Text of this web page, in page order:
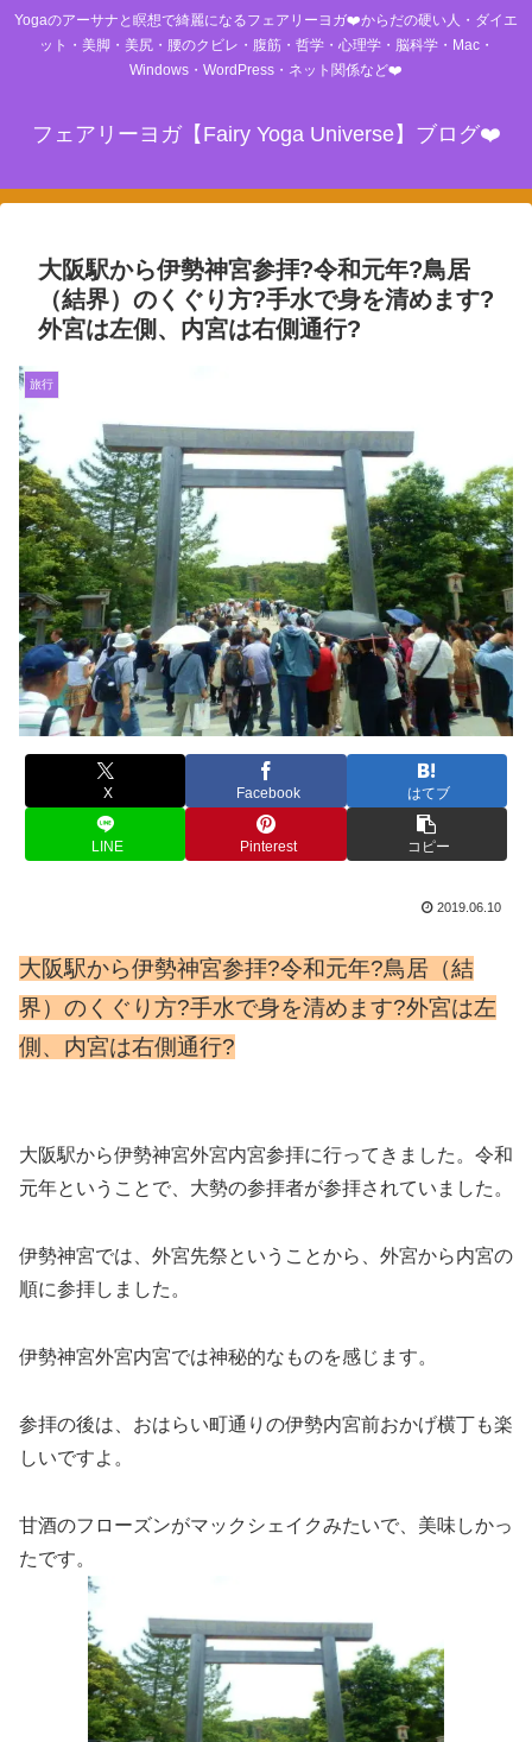
Yogaのアーサナと瞑想で綺麗になるフェアリーヨガ❤️からだの硬い人・ダイエ
ット・美脚・美尻・腰のクビレ・腹筋・哲学・心理学・脳科学・Mac・
Windows・WordPress・ネット関係など❤️
フェアリーヨガ【Fairy Yoga Universe】ブログ❤️
大阪駅から伊勢神宮参拝?令和元年?鳥居
（結界）のくぐり方?手水で身を清めます?
外宮は左側、内宮は右側通行?
旅行
X Facebook はてブ
LINE Pinterest コピー
2019.06.10
大阪駅から伊勢神宮参拝?令和元年?鳥居（結
界）のくぐり方?手水で身を清めます?外宮は左
側、内宮は右側通行?
大阪駅から伊勢神宮外宮内宮参拝に行ってきました。令和
元年ということで、大勢の参拝者が参拝されていました。
伊勢神宮では、外宮先祭ということから、外宮から内宮の
順に参拝しました。
伊勢神宮外宮内宮では神秘的なものを感じます。
参拝の後は、おはらい町通りの伊勢内宮前おかげ横丁も楽
しいですよ。
甘酒のフローズンがマックシェイクみたいで、美味しかっ
たです。